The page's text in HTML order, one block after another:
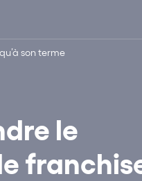
son terme
le